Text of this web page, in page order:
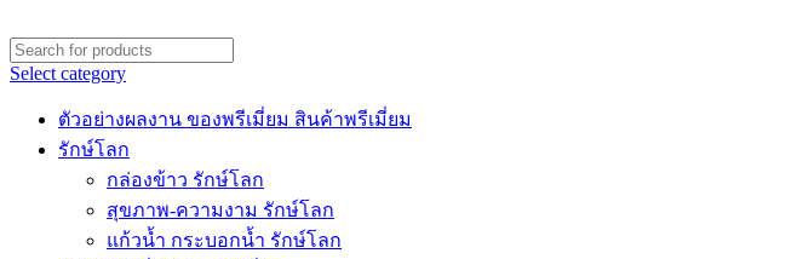
Select category
ตัวอย่างผลงาน ของพรีเมี่ยม สินค้าพรีเมี่ยม
รักษ์โลก
กล่องข้าว รักษ์โลก
สุขภาพ-ความงาม รักษ์โลก
แก้วน้ำ กระบอกน้ำ รักษ์โลก